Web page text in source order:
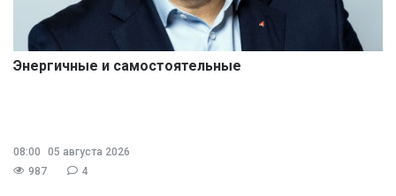
Энергичные и самостоятельные
08:00
05 августа 2026
987
4